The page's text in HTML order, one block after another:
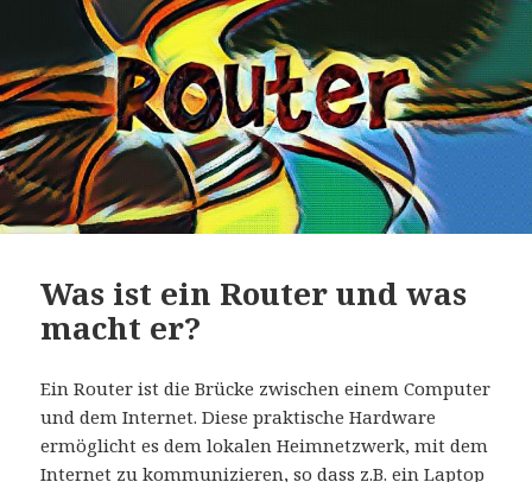
Was ist ein Router und was
macht er?
Ein Router ist die Brücke zwischen einem Computer
und dem Internet. Diese praktische Hardware
ermöglicht es dem lokalen Heimnetzwerk, mit dem
Internet zu kommunizieren, so dass z.B. ein Laptop